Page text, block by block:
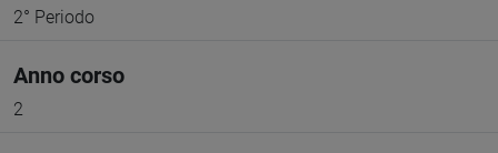
2° Periodo
Anno corso
2